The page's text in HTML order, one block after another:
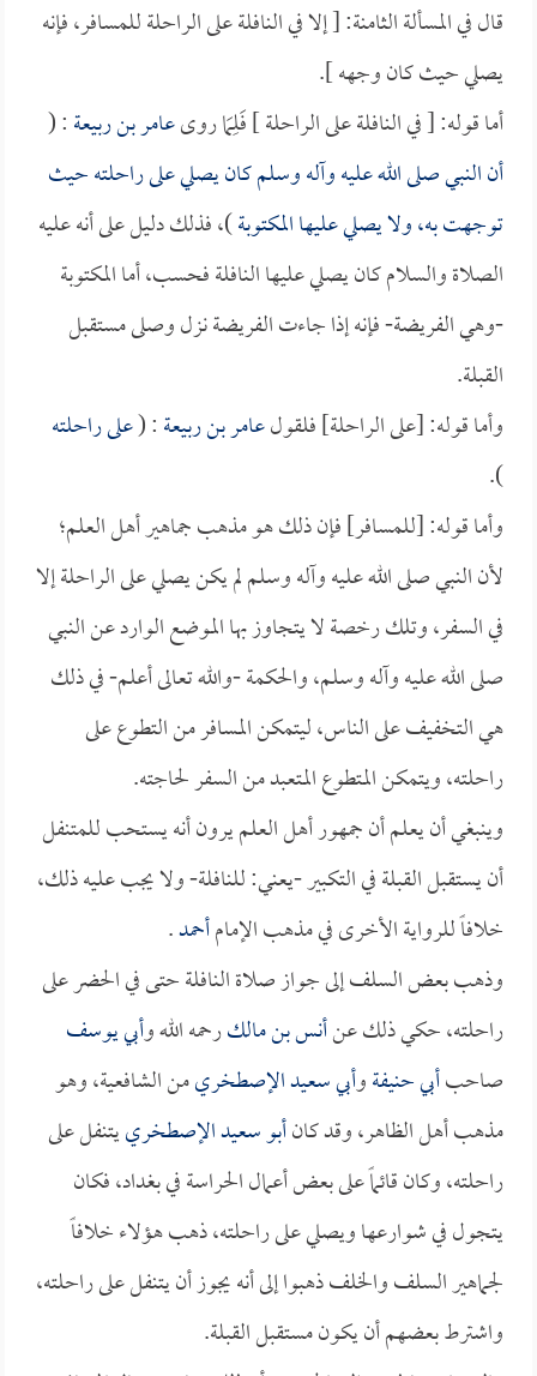
قال في المسألة الثامنة: [ إلا في النافلة على الراحلة للمسافر، فإنه
يصلي حيث كان وجهه ].
أما قوله: [ في النافلة على الراحلة ] فَلِمَا روىعامر بن ربيعة: (
أن النبي صلى الله عليه وآله وسلم كان يصلي على راحلته حيث
توجهت به، ولا يصلي عليها المكتوبة)، فذلك دليل على أنه عليه
الصلاة والسلام كان يصلي عليها النافلة فحسب، أما المكتوبة
-وهي الفريضة- فإنه إذا جاءت الفريضة نزل وصلى مستقبل
القبلة.
وأما قوله: [على الراحلة] فلقولعامر بن ربيعة: (على راحلته
).
وأما قوله: [للمسافر] فإن ذلك هو مذهب جماهير أهل العلم؛
لأن النبي صلى الله عليه وآله وسلم لم يكن يصلي على الراحلة إلا
في السفر، وتلك رخصة لا يتجاوز بها الموضع الوارد عن النبي
صلى الله عليه وآله وسلم، والحكمة -والله تعالى أعلم- في ذلك
هي التخفيف على الناس، ليتمكن المسافر من التطوع على
راحلته، ويتمكن المتطوع المتعبد من السفر لحاجته.
وينبغي أن يعلم أن جمهور أهل العلم يرون أنه يستحب للمتنفل
أن يستقبل القبلة في التكبير -يعني: للنافلة- ولا يجب عليه ذلك،
خلافاً للرواية الأخرى في مذهب الإمامأحمد.
وذهب بعض السلف إلى جواز صلاة النافلة حتى في الحضر على
راحلته، حكي ذلك عنأنس بن مالكرحمه الله وأبي يوسف
صاحبأبي حنيفةوأبي سعيد الإصطخريمن الشافعية، وهو
مذهب أهل الظاهر، وقد كانأبو سعيد الإصطخرييتنفل على
راحلته، وكان قائماً على بعض أعمال الحراسة في بغداد، فكان
يتجول في شوارعها ويصلي على راحلته، ذهب هؤلاء خلافاً
لجماهير السلف والخلف ذهبوا إلى أنه يجوز أن يتنفل على راحلته،
واشترط بعضهم أن يكون مستقبل القبلة.